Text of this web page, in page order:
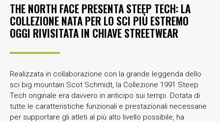
THE NORTH FACE PRESENTA STEEP TECH: LA
COLLEZIONE NATA PER LO SCI PIÙ ESTREMO
OGGI RIVISITATA IN CHIAVE STREETWEAR
Realizzata in collaborazione con la grande leggenda dello
sci big mountain Scot Schmidt, la Collezione 1991 Steep
Tech originale era davvero in anticipo sui tempi. Dotata di
tutte le caratteristiche funzionali e prestazionali necessarie
per supportare gli atleti al più alto livello possibile, ha